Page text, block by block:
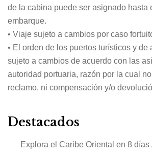
de la cabina puede ser asignado hasta
embarque.
• Viaje sujeto a cambios por caso
• El orden de los puertos turísticos y de
sujeto a cambios de acuerdo con las
autoridad portuaria, razón por la cual
reclamo, ni compensación y/o
Destacados
Explora el Caribe Oriental en 8 días